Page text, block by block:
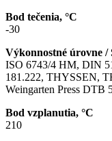
Bod tečenia, °C
-30
Výkonnostné úrovne /
ISO 6743/4 HM, DIN
181.222, THYSSEN,
Weingarten Press DTB
Bod vzplanutia, °C
210